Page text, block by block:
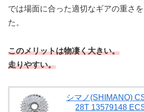
では場面に合った適切なギアの重さ
た。
このメリットは物凄く大きい。
走りやすい。
シマノ(SHIMANO)
28T 13579148